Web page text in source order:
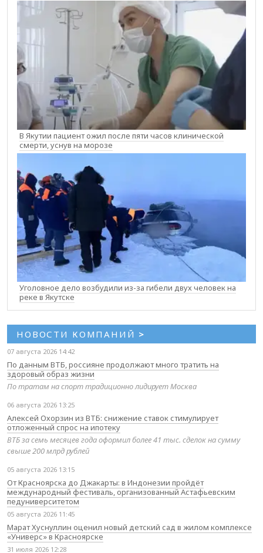
В Якутии пациент ожил после пяти часов клинической
смерти, уснув на морозе
Уголовное дело возбудили из-за гибели двух человек на
реке в Якутске
НОВОСТИ КОМПАНИЙ >
07 августа 2026 14:42
По данным ВТБ, россияне продолжают много тратить на
здоровый образ жизни
По тратам на спорт традиционно лидирует Москва
06 августа 2026 13:25
Алексей Охорзин из ВТБ: снижение ставок стимулирует
отложенный спрос на ипотеку
ВТБ за семь месяцев года оформил более 41 тыс. сделок на сумму
свыше 200 млрд рублей
05 августа 2026 13:15
От Красноярска до Джакарты: в Индонезии пройдёт
международный фестиваль, организованный Астафьевским
педуниверситетом
05 августа 2026 11:45
Марат Хуснуллин оценил новый детский сад в жилом комплексе
«Универс» в Красноярске
31 июля 2026 12:28